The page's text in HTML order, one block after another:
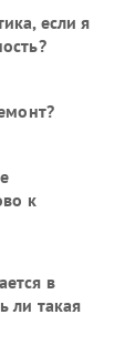
если я
к
в
ли такая